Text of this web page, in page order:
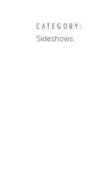
CATEGORY:
Sideshows